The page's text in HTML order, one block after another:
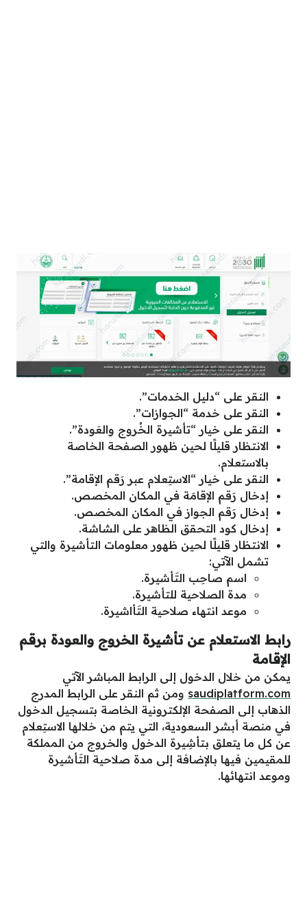
النقر على “دليل الخدمات”.
النقر على خدمة “الجوازات”.
النقر على خيار “تأشيرة الخُروج والعَودة”.
الانتظار قليلًا لحين ظهور الصفحة الخاصة
بالاستعلام.
النقر على خيار “الاستِعلام عبر رَقم الإقامة”.
إدخال رَقم الإقامَة في المكان المخصص.
إدخال رَقم الجواز في المكان المخصص.
إدخال كود التحقق الظاهر على الشاشة.
الانتظار قليلًا لحين ظهور معلومات التأشيرة والتي
تشمل الآتي:
اسم صاحِب التَأشيرة.
مدة الصلاحية للتأشيرة.
موعد انتهاء صلاحية التَأاشيرة.
رابط الاستعلام عن تأشيرة الخروج والعودة برقم
الإقامة
يمكن من خلال الدخول إلى الرابط المباشر الآتي
saudiplatform.com ومن ثم النقر على الرابط المدرج
الذهاب إلى الصفحة الإلكترونية الخاصة بتسجيل الدخول
في منصة أبشر السعودية، التي يتم من خلالها الاستِعلام
عن كل ما يتعلق بتأشِيرة الدخول والخروج من المملكة
للمقيمين فيها بالإضافة إلى مدة صلاحية التَأشيرة
وموعد انتهائها.